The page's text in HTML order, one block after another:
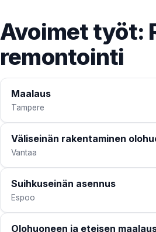
Avoimet työt:
remontointi
Maalaus
Tampere
Väliseinän rakentaminen
Vantaa
Suihkuseinän asennus
Espoo
Olohuoneen ja eteisen